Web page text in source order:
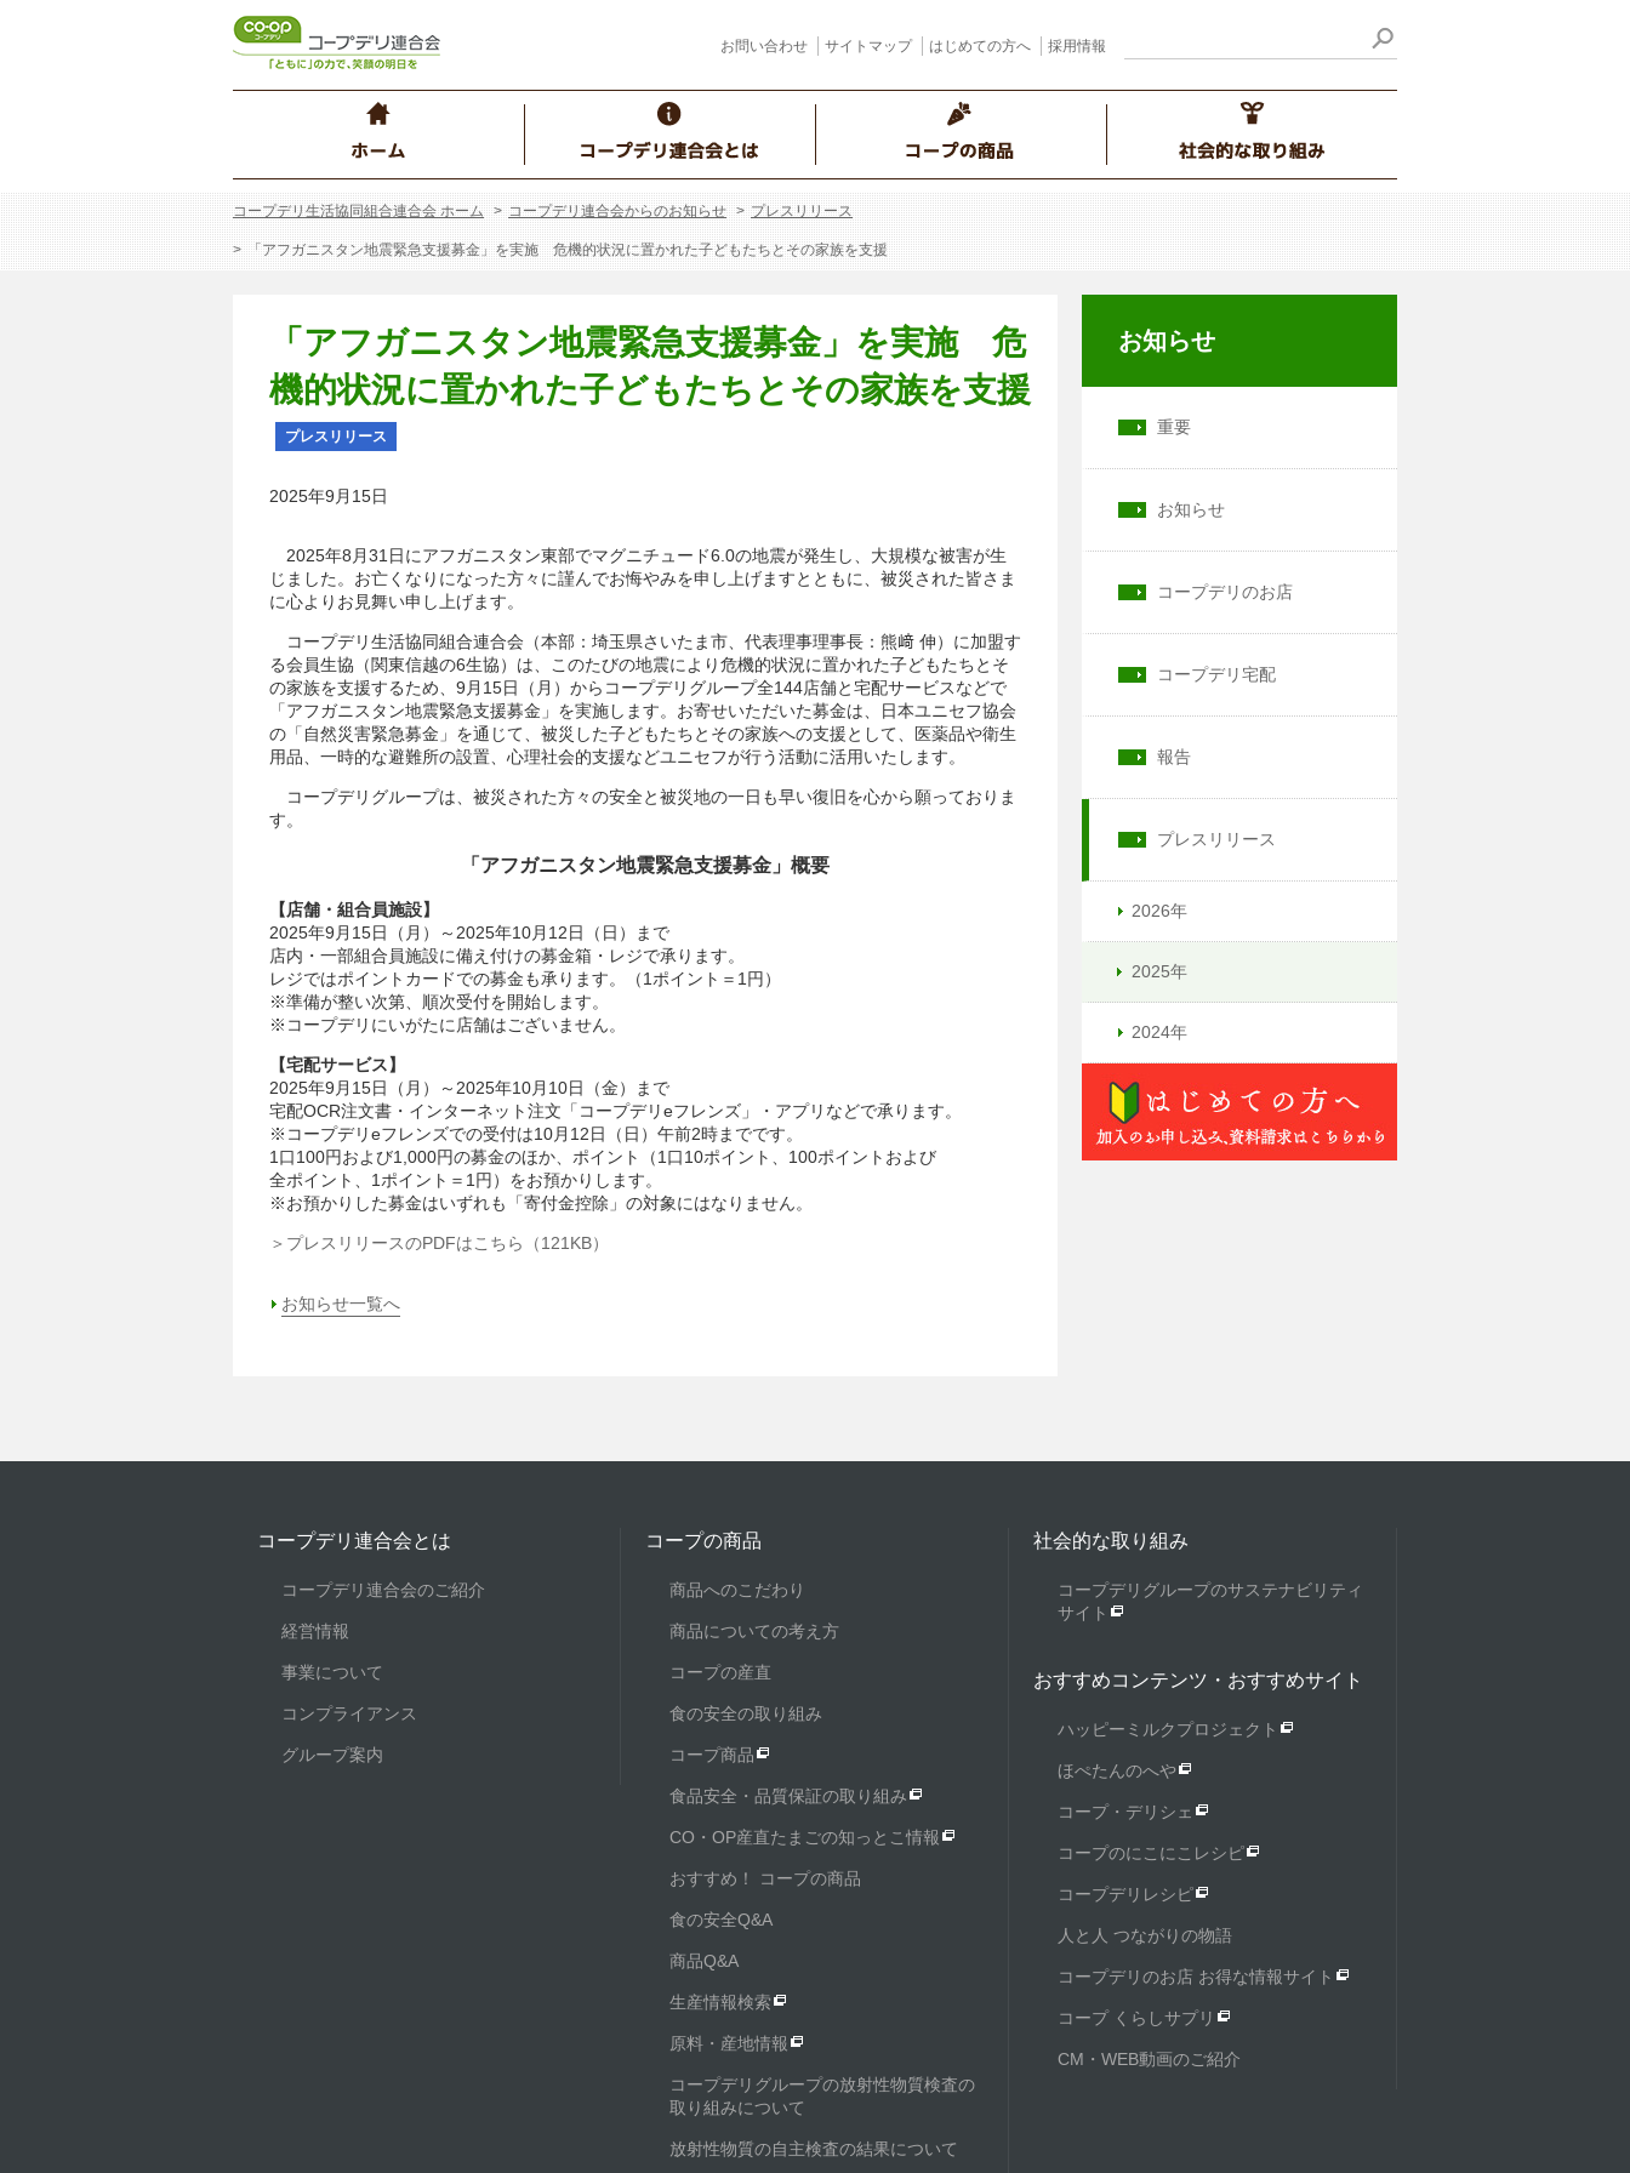
お問い合わせ サイトマップ はじめての方へ 採用情報
コープデリ生活協同組合連合会 ホーム コープデリ連合会からのお知らせ プレスリリース
「アフガニスタン地震緊急支援募金」を実施 危機的状況に置かれた子どもたちとその家族を支援
「アフガニスタン地震緊急支援募金」を実施 危
機的状況に置かれた子どもたちとその家族を支援
プレスリリース
2025年9月15日
2025年8月31日にアフガニスタン東部でマグニチュード6.0の地震が発生し、大規模な被害が生
じました。お亡くなりになった方々に謹んでお悔やみを申し上げますとともに、被災された皆さま
に心よりお見舞い申し上げます。
コープデリ生活協同組合連合会（本部：埼玉県さいたま市、代表理事理事長：熊﨑 伸）に加盟す
る会員生協（関東信越の6生協）は、このたびの地震により危機的状況に置かれた子どもたちとそ
の家族を支援するため、9月15日（月）からコープデリグループ全144店舗と宅配サービスなどで
「アフガニスタン地震緊急支援募金」を実施します。お寄せいただいた募金は、日本ユニセフ協会
の「自然災害緊急募金」を通じて、被災した子どもたちとその家族への支援として、医薬品や衛生
用品、一時的な避難所の設置、心理社会的支援などユニセフが行う活動に活用いたします。
コープデリグループは、被災された方々の安全と被災地の一日も早い復旧を心から願っておりま
す。
「アフガニスタン地震緊急支援募金」概要
【店舗・組合員施設】
2025年9月15日（月）～2025年10月12日（日）まで
店内・一部組合員施設に備え付けの募金箱・レジで承ります。
レジではポイントカードでの募金も承ります。（1ポイント＝1円）
※準備が整い次第、順次受付を開始します。
※コープデリにいがたに店舗はございません。
【宅配サービス】
2025年9月15日（月）～2025年10月10日（金）まで
宅配OCR注文書・インターネット注文「コープデリeフレンズ」・アプリなどで承ります。
※コープデリeフレンズでの受付は10月12日（日）午前2時までです。
1口100円および1,000円の募金のほか、ポイント（1口10ポイント、100ポイントおよび
全ポイント、1ポイント＝1円）をお預かりします。
※お預かりした募金はいずれも「寄付金控除」の対象にはなりません。
＞プレスリリースのPDFはこちら（121KB）
お知らせ一覧へ
お知らせ
重要
お知らせ
コープデリのお店
コープデリ宅配
報告
プレスリリース
2026年
2025年
2024年
コープデリ連合会とは
コープデリ連合会のご紹介
経営情報
事業について
コンプライアンス
グループ案内
コープの商品
商品へのこだわり
商品についての考え方
コープの産直
食の安全の取り組み
コープ商品
食品安全・品質保証の取り組み
CO・OP産直たまごの知っとこ情報
おすすめ！ コープの商品
食の安全Q&A
商品Q&A
生産情報検索
原料・産地情報
コープデリグループの放射性物質検査の
取り組みについて
放射性物質の自主検査の結果について
社会的な取り組み
コープデリグループのサステナビリティ
サイト
おすすめコンテンツ・おすすめサイト
ハッピーミルクプロジェクト
ほぺたんのへや
コープ・デリシェ
コープのにこにこレシピ
コープデリレシピ
人と人 つながりの物語
コープデリのお店 お得な情報サイト
コープ くらしサプリ
CM・WEB動画のご紹介